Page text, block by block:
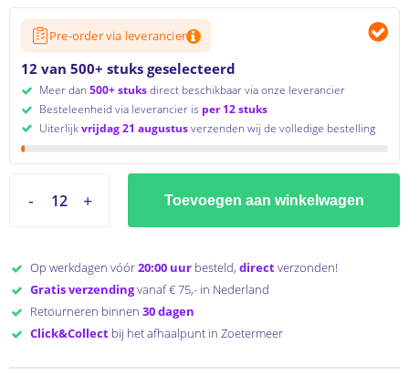
Pre-order via leverancier
12 van 500+ stuks geselecteerd
Meer dan 500+ stuksdirect beschikbaar via onze leverancier
Besteleenheid via leverancier is per 12 stuks
Uiterlijkvrijdag 21 augustusverzenden wij de volledige bestelling
Toevoegen aan winkelwagen
Op werkdagen vóór20:00 uurbesteld, directverzonden!
Gratis verzendingvanaf € 75,- in Nederland
Retourneren binnen 30 dagen
Click&Collectbij het afhaalpunt in Zoetermeer